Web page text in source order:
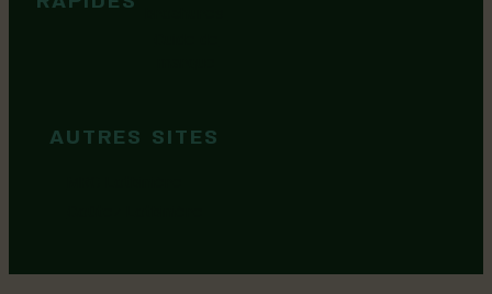
AUTRES SITES